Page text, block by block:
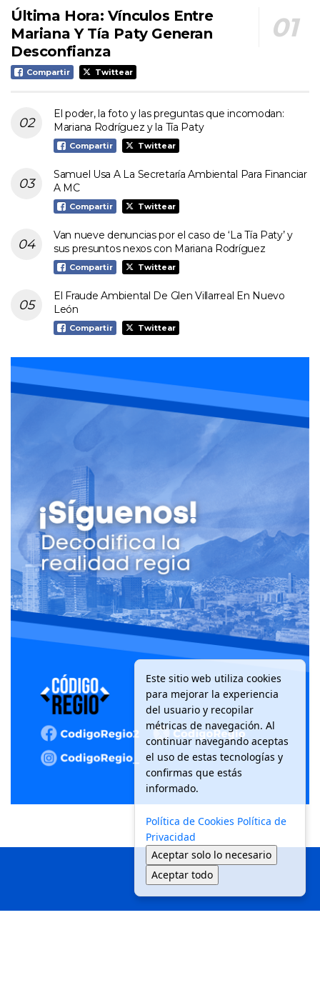
Última Hora: Vínculos Entre
Mariana Y Tía Paty Generan
Desconfianza
Compartir Twittear
El poder, la foto y las preguntas que incomodan:
Mariana Rodríguez y la Tía Paty
Compartir Twittear
Samuel Usa A La Secretaría Ambiental Para Financiar
A MC
Compartir Twittear
Van nueve denuncias por el caso de ‘La Tía Paty’ y
sus presuntos nexos con Mariana Rodríguez
Compartir Twittear
El Fraude Ambiental De Glen Villarreal En Nuevo
León
Compartir Twittear
Este sitio web utiliza cookies
para mejorar la experiencia
del usuario y recopilar
métricas de navegación. Al
continuar navegando aceptas
el uso de estas tecnologías y
confirmas que estás
informado.
Política de Cookies Política de
Privacidad
Aceptar solo lo necesario
Aceptar todo